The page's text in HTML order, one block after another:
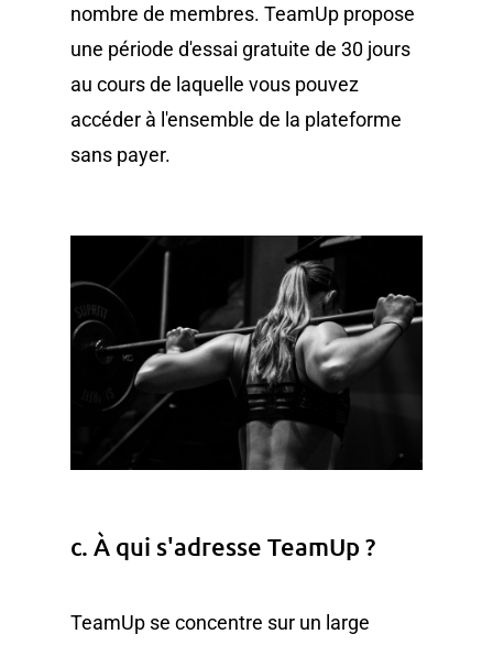
nombre de membres. TeamUp propose
une période d'essai gratuite de 30 jours
au cours de laquelle vous pouvez
accéder à l'ensemble de la plateforme
sans payer.
c. À qui s'adresse TeamUp ?
TeamUp se concentre sur un large